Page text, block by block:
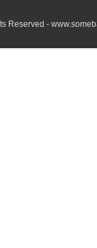
Reserved -